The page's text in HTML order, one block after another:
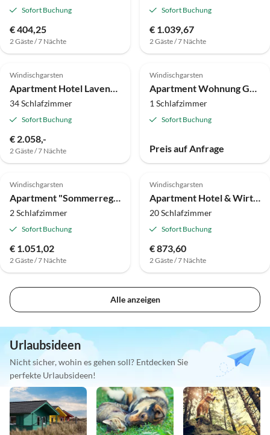
Sofort Buchung
€ 404,25
2 Gäste / 7 Nächte
Sofort Buchung
€ 1.039,67
2 Gäste / 7 Nächte
Windischgarsten
Apartment Hotel Lavendel - Spa & Aktiv Hotel
34 Schlafzimmer
Sofort Buchung
€ 2.058,-
2 Gäste / 7 Nächte
Windischgarsten
Apartment Wohnung Gunst, Dusche, WC, 1 Schlafraum
1 Schlafzimmer
Sofort Buchung
Preis auf Anfrage
Windischgarsten
Apartment "Sommerregen"/2 Schlafräume/Dusche/WC
2 Schlafzimmer
Sofort Buchung
€ 1.051,02
2 Gäste / 7 Nächte
Windischgarsten
Apartment Hotel & Wirtshaus DAS RÖSSL
20 Schlafzimmer
Sofort Buchung
€ 873,60
2 Gäste / 7 Nächte
Alle anzeigen
Urlaubsideen
Nicht sicher, wohin es gehen soll? Entdecken Sie
perfekte Urlaubsideen!